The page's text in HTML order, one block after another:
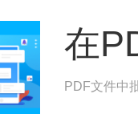
在
PDF文件中